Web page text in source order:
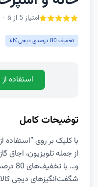
امتیاز 5 از ۵ - 1 رأی
تخفیف 80 درصدی دیجی کالا
استفاده
توضیحات کامل
با کلیک بر روی “استفاده
از جمله تلویزیون،
و… با
شگفت‌انگیزهای دیجی